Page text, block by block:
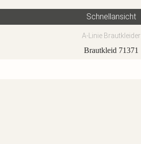
Schnellansicht
A-Linie Brautkleider
Brautkleid 71371